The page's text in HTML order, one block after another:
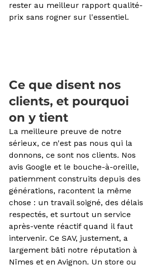
rester au meilleur rapport qualité-
prix sans rogner sur l'essentiel.
Ce que disent nos
clients, et pourquoi
on y tient
La meilleure preuve de notre
sérieux, ce n'est pas nous qui la
donnons, ce sont nos clients. Nos
avis Google et le bouche-à-oreille,
patiemment construits depuis des
générations, racontent la même
chose : un travail soigné, des délais
respectés, et surtout un service
après-vente réactif quand il faut
intervenir. Ce SAV, justement, a
largement bâti notre réputation à
Nîmes et en Avignon. Un store ou